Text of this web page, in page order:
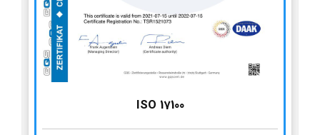
ISO 17100